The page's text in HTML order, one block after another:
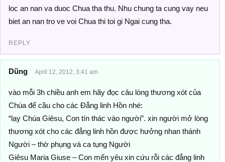
loc an nan va duoc Chua tha thu. Nhu chung ta cung vay neu
biet an nan tro ve voi Chua thi toi gi Ngai cung tha.
REPLY
Dũng April 12, 2012, 3:41 am
vào mỗi 3h chiều anh em hãy đọc câu lòng thương xót của
Chúa để cầu cho các Đẳng linh Hồn nhé:
“lạy Chúa Giêsu, Con tín thác vào người”. xin người mở lòng
thương xót cho các đẳng linh hồn được hưởng nhan thánh
Người – thờ phụng và ca tụng Người
Giêsu Maria Giuse – Con mến yêu xin cứu rỗi các đẳng linh